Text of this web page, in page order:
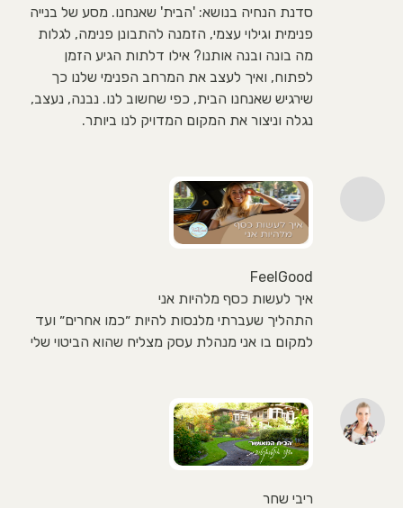
סדנת הנחיה בנושא: 'הבית' שאנחנו. מסע של בנייה
פנימית וגילוי עצמי, הזמנה להתבונן פנימה, לגלות
מה בונה ובנה אותנו? אילו דלתות הגיע הזמן
לפתוח, ואיך לעצב את המרחב הפנימי שלנו כך
שירגיש שאנחנו הבית, כפי שחשוב לנו. נבנה, נעצב,
נגלה וניצור את המקום המדויק לנו ביותר.
FeelGood
איך לעשות כסף מלהיות אני
התהליך שעברתי מלנסות להיות ״כמו אחרים״ ועד
למקום בו אני מנהלת עסק מצליח שהוא הביטוי שלי
ריבי שחר